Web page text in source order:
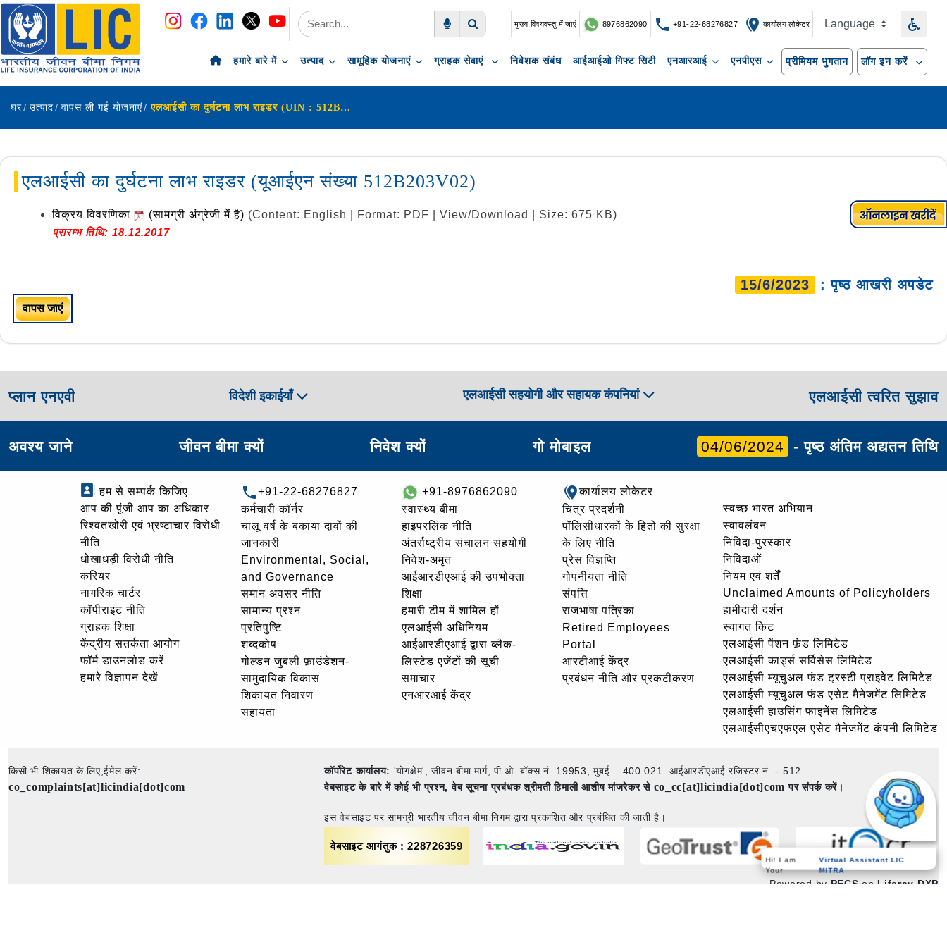
नेविगेशन
सामग्री पर छोड़ें
मुख्य विषयवस्तु में जाएं 8976862090 +91-22-68276827 कार्यालय लोकेटर
हमारे बारे में उत्पाद सामूहिक योजनाएं ग्राहक सेवाएं निवेशक संबंध आईआईओ गिफ्ट सिटी एनआरआई एनपीएस प्रीमियम भुगतान लॉग इन करें
घर उत्पाद वापस ली गई योजनाएं एलआईसी का दुर्घटना लाभ राइडर (UIN : 512B203V02)
एलआईसी का दुर्घटना लाभ राइडर (यूआईएन संख्या 512B203V02)
विक्रय विवरणिका (सामग्री अंग्रेजी में है) (Content: English | Format: PDF | View/Download | Size: 675 KB)
प्रारम्भ तिथि: 18.12.2017
15/6/2023 : पृष्ठ आखरी अपडेट
वापस जाएं
प्लान एनएवी विदेशी इकाईयाँ एलआईसी सहयोगी और सहायक कंपनियां एलआईसी त्वरित सुझाव
अवश्य जाने जीवन बीमा क्यों निवेश क्यों गो मोबाइल 04/06/2024 - पृष्ठ अंतिम अद्यतन तिथि
हम से सम्पर्क किजिए
आप की पूंजी आप का अधिकार
रिश्वतखोरी एवं भ्रष्टाचार विरोधी
नीति
धोखाधड़ी विरोधी नीति
करियर
नागरिक चार्टर
कॉपीराइट नीति
ग्राहक शिक्षा
केंद्रीय सतर्कता आयोग
फॉर्म डाउनलोड करें
हमारे विज्ञापन देखें
+91-22-68276827
कर्मचारी कॉर्नर
चालू वर्ष के बकाया दावों की
जानकारी
Environmental, Social,
and Governance
समान अवसर नीति
सामान्य प्रश्न
प्रतिपुष्टि
शब्दकोष
गोल्‍डन जुबली फ़ाउंडेशन-
सामुदायिक विकास
शिकायत निवारण
सहायता
+91-8976862090
स्वास्थ्य बीमा
हाइपरलिंक नीति
अंतर्राष्ट्रीय संचालन सहयोगी
निवेश-अमृत
आईआरडीएआई की उपभोक्ता
शिक्षा
हमारी टीम में शामिल हों
एलआईसी अधिनियम
आईआरडीएआई द्वारा ब्लैक-
लिस्टेड एजेंटों की सूची
समाचार
एनआरआई केंद्र
कार्यालय लोकेटर
चित्र प्रदर्शनी
पॉलिसीधारकों के हितों की सुरक्षा
के लिए नीति
प्रेस विज्ञप्ति
गोपनीयता नीति
संपत्ति
राजभाषा पत्रिका
Retired Employees
Portal
आरटीआई केंद्र
प्रबंधन नीति और प्रकटीकरण
स्वच्छ भारत अभियान
स्वावलंबन
निविदा-पुरस्कार
निविदाओं
नियम एवं शर्तें
Unclaimed Amounts of Policyholders
हामीदारी दर्शन
स्वागत किट
एलआईसी पेंशन फ़ंड लिमिटेड
एलआईसी कार्ड्स सर्विसेस लिमिटेड
एलआईसी म्यूचुअल फंड ट्रस्टी प्राइवेट लिमिटेड
एलआईसी म्यूचुअल फंड एसेट मैनेजमेंट लिमिटेड
एलआईसी हाउसिंग फाइनेंस लिमिटेड
एलआईसीएचएफएल एसेट मैनेजमेंट कंपनी लिमिटेड
किसी भी शिकायत के लिए,ईमेल करें:
co_complaints[at]licindia[dot]com
कॉर्पोरेट कार्यालय: 'योगक्षेम', जीवन बीमा मार्ग, पी.ओ. बॉक्स नं. 19953, मुंबई – 400 021. आईआरडीएआई रजिस्टर नं. - 512
वेबसाइट के बारे में कोई भी प्रश्न, वेब सूचना प्रबंधक श्रीमती हिमाली आशीष मांजरेकर से co_cc[at]licindia[dot]comपर संपर्क करें।
इस वेबसाइट पर सामग्री भारतीय जीवन बीमा निगम द्वारा प्रकाशित और प्रबंधित की जाती है।
वेबसाइट आगंतुक : 228726359
Powered byPECSonLiferay DXP
Hi! I am
Your
Virtual Assistant LIC
MITRA